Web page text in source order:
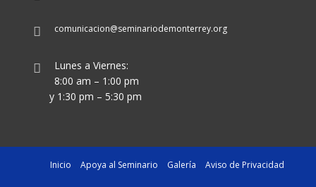
comunicacion@seminariodemonterrey.org
Lunes a Viernes:
8:00 am – 1:00 pm
y 1:30 pm – 5:30 pm
Inicio Apoya al Seminario Galería Aviso de Privacidad